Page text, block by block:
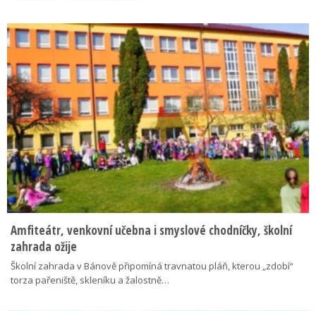
Amfiteátr, venkovní učebna i smyslové chodníčky, školní
zahrada ožije
Školní zahrada v Bánově připomíná travnatou pláň, kterou „zdobí“
torza pařeniště, skleníku a žalostně…